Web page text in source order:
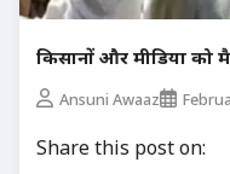
किसानों और मीडिया
Ansuni Awaaz
Share this post on: